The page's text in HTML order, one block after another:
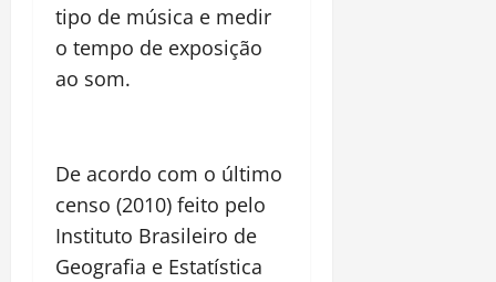
tipo de música e medir
o tempo de exposição
ao som.
De acordo com o último
censo (2010) feito pelo
Instituto Brasileiro de
Geografia e Estatística